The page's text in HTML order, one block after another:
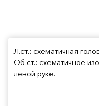
Л.ст.: схематичная
Об.ст.: схематичное
левой руке.